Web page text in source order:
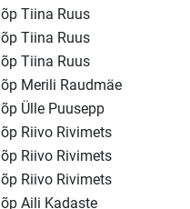
õp Tiina Ruus
õp Tiina Ruus
õp Tiina Ruus
õp Merili Raudmäe
õp Ülle Puusepp
õp Riivo Rivimets
õp Riivo Rivimets
õp Riivo Rivimets
õp Aili Kadaste